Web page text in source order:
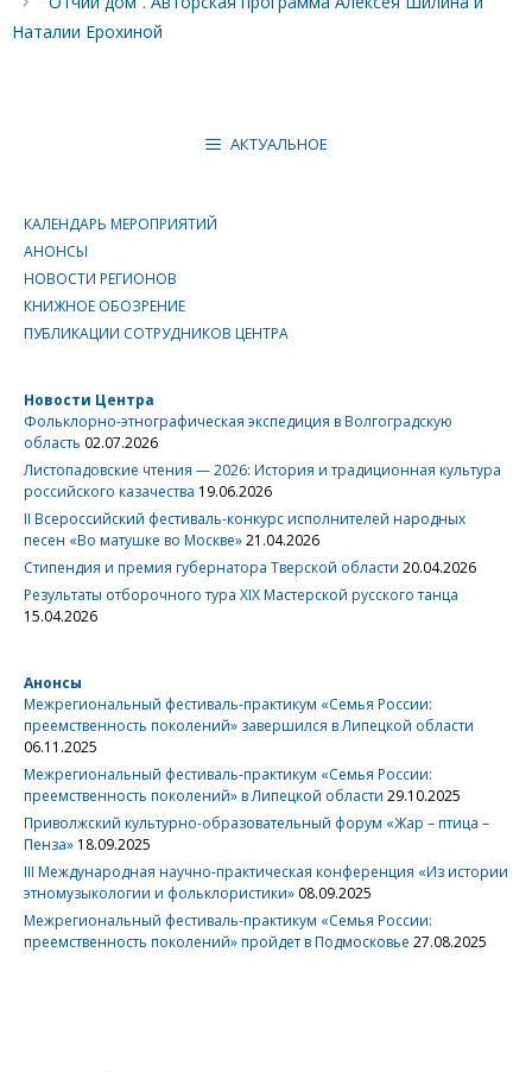
Наталии Ерохиной
АКТУАЛЬНОЕ
КАЛЕНДАРЬ МЕРОПРИЯТИЙ
АНОНСЫ
НОВОСТИ РЕГИОНОВ
КНИЖНОЕ ОБОЗРЕНИЕ
ПУБЛИКАЦИИ СОТРУДНИКОВ ЦЕНТРА
Новости Центра
Фольклорно-этнографическая экспедиция в Волгоградскую
область 02.07.2026
Листопадовские чтения — 2026: История и традиционная культура
российского казачества 19.06.2026
II Всероссийский фестиваль-конкурс исполнителей народных
песен «Во матушке во Москве»21.04.2026
Стипендия и премия губернатора Тверской области 20.04.2026
Результаты отборочного тура XIX Мастерской русского танца
15.04.2026
Анонсы
Межрегиональный фестиваль-практикум «Семья России:
преемственность поколений» завершился в Липецкой области
06.11.2025
Межрегиональный фестиваль-практикум «Семья России:
преемственность поколений» в Липецкой области 29.10.2025
Приволжский культурно-образовательный форум «Жар – птица –
Пенза» 18.09.2025
III Международная научно-практическая конференция «Из истории
этномузыкологии и фольклористики» 08.09.2025
Межрегиональный фестиваль-практикум «Семья России:
преемственность поколений» пройдет в Подмосковье 27.08.2025